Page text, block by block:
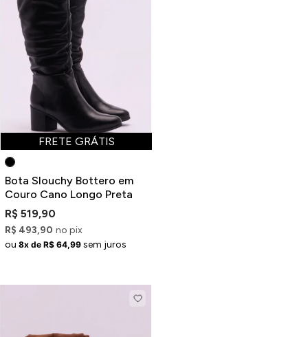
FRETE GRÁTIS
Bota Slouchy Bottero em
Couro Cano Longo Preta
R$ 519,90
R$ 493,90 no pix
ou 8x de R$ 64,99 sem juros